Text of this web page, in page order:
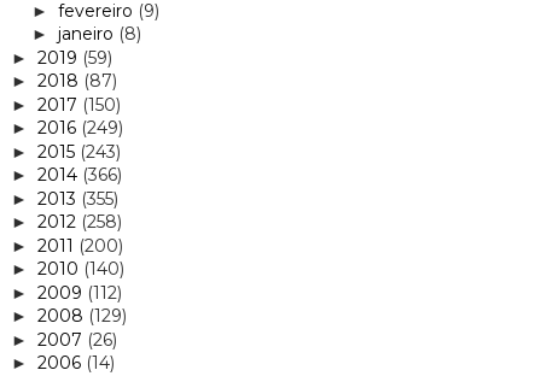
► fevereiro (9)
► janeiro (8)
► 2019 (59)
► 2018 (87)
► 2017 (150)
► 2016 (249)
► 2015 (243)
► 2014 (366)
► 2013 (355)
► 2012 (258)
► 2011 (200)
► 2010 (140)
► 2009 (112)
► 2008 (129)
► 2007 (26)
► 2006 (14)